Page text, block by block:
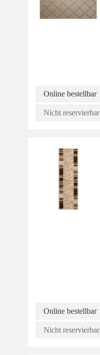
Online bestellbar
Nicht reservierbar
Online bestellbar
Nicht reservierbar